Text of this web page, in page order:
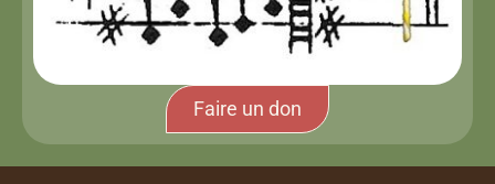
Faire un don